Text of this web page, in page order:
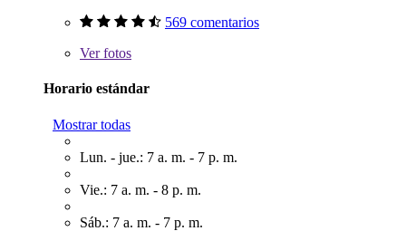
569 comentarios
Verfotos
Horario estándar
Mostrar todas
Lun. - jue.: 7 a. m. - 7 p. m.
Vie.: 7 a. m. - 8 p. m.
Sáb.: 7 a. m. - 7 p. m.